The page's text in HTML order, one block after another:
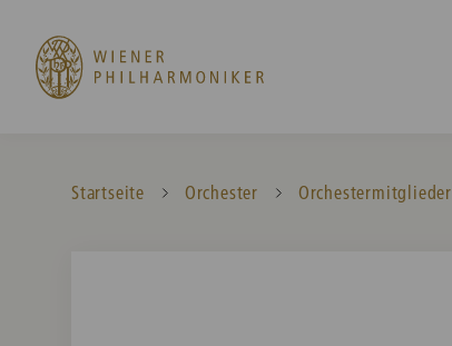
Startseite Orchester Orchestermitglieder